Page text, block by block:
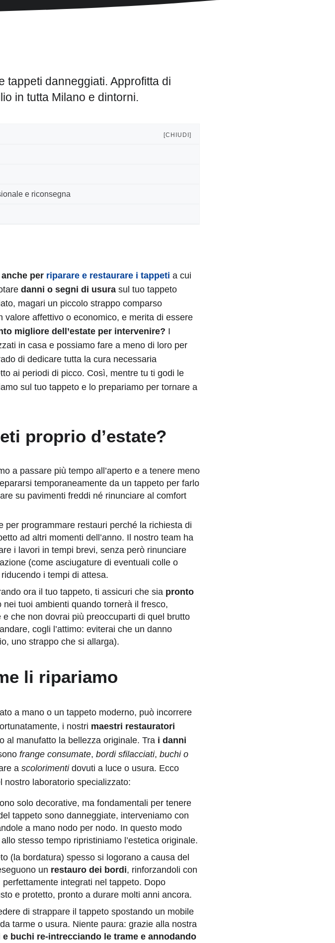
tappeti danneggiati. Approfitta di
in tutta Milano e dintorni.
[CHIUDI]
e riconsegna
anche per riparare e restaurare i tappeti a cui
danni o segni di usura sul tuo tappeto
magari un piccolo strappo comparso
valore affettivo o economico, e merita di essere
migliore dell’estate per intervenire? I
in casa e possiamo fare a meno di loro per
di dedicare tutta la cura necessaria
ai periodi di picco. Così, mentre tu ti godi le
sul tuo tappeto e lo prepariamo per tornare a
proprio d’estate?
a passare più tempo all’aperto e a tenere meno
temporaneamente da un tappeto per farlo
su pavimenti freddi né rinunciare al comfort
per programmare restauri perché la richiesta di
ad altri momenti dell’anno. Il nostro team ha
i lavori in tempi brevi, senza però rinunciare
(come asciugature di eventuali colle o
i tempi di attesa.
ora il tuo tappeto, ti assicuri che sia pronto
nei tuoi ambienti quando tornerà il fresco,
che non dovrai più preoccuparti di quel brutto
cogli l’attimo: eviterai che un danno
uno strappo che si allarga).
li ripariamo
a mano o un tappeto moderno, può incorrere
i nostri maestri restauratori
al manufatto la bellezza originale. Tra i danni
frange consumate,bordi sfilacciati,buchi o
ascolorimentidovuti a luce o usura. Ecco
nostro laboratorio specializzato:
solo decorative, ma fondamentali per tenere
tappeto sono danneggiate, interveniamo con
a mano nodo per nodo. In questo modo
stesso tempo ripristiniamo l’estetica originale.
(la bordatura) spesso si logorano a causa del
un restauro dei bordi, rinforzandoli con
integrati nel tappeto. Dopo
e protetto, pronto a durare molti anni ancora.
di strappare il tappeto spostando un mobile
tarme o usura. Niente paura: grazie alla nostra
buchi re-intrecciando le trame e annodando